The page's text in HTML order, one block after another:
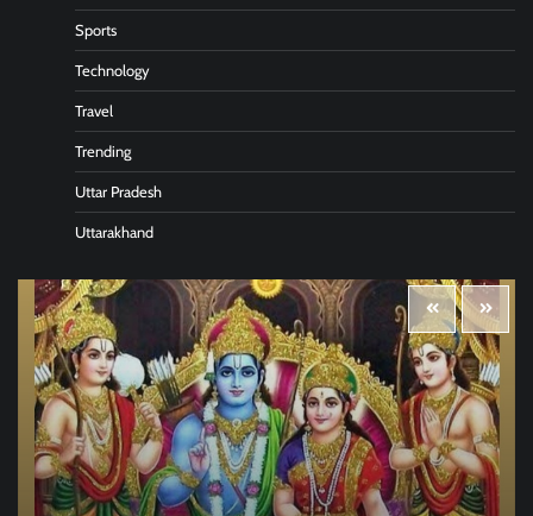
Sports
Technology
Travel
Trending
Uttar Pradesh
Uttarakhand